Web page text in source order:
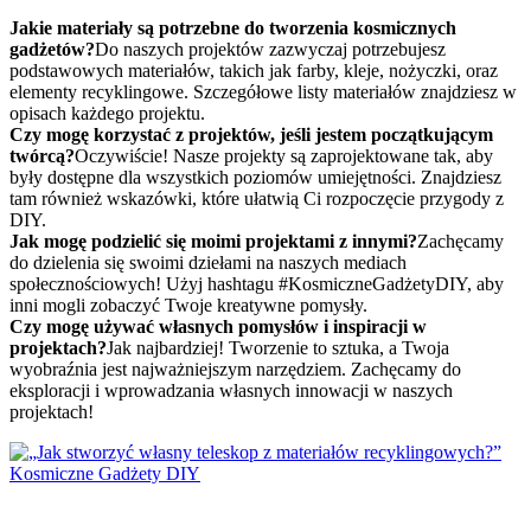
Jakie materiały są potrzebne do tworzenia kosmicznych
gadżetów?Do naszych projektów zazwyczaj potrzebujesz
podstawowych materiałów, takich jak farby, kleje, nożyczki, oraz
elementy recyklingowe. Szczegółowe listy materiałów znajdziesz w
opisach każdego projektu.
Czy mogę korzystać z projektów, jeśli jestem początkującym
twórcą?Oczywiście! Nasze projekty są zaprojektowane tak, aby
były dostępne dla wszystkich poziomów umiejętności. Znajdziesz
tam również wskazówki, które ułatwią Ci rozpoczęcie przygody z
DIY.
Jak mogę podzielić się moimi projektami z innymi?Zachęcamy
do dzielenia się swoimi dziełami na naszych mediach
społecznościowych! Użyj hashtagu #KosmiczneGadżetyDIY, aby
inni mogli zobaczyć Twoje kreatywne pomysły.
Czy mogę używać własnych pomysłów i inspiracji w
projektach?Jak najbardziej! Tworzenie to sztuka, a Twoja
wyobraźnia jest najważniejszym narzędziem. Zachęcamy do
eksploracji i wprowadzania własnych innowacji w naszych
projektach!
Kosmiczne Gadżety DIY